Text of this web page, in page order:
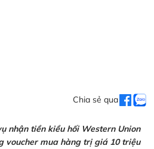
Chia sẻ qua
nhận tiền kiều hối Western Union
voucher mua hàng trị giá 10 triệu